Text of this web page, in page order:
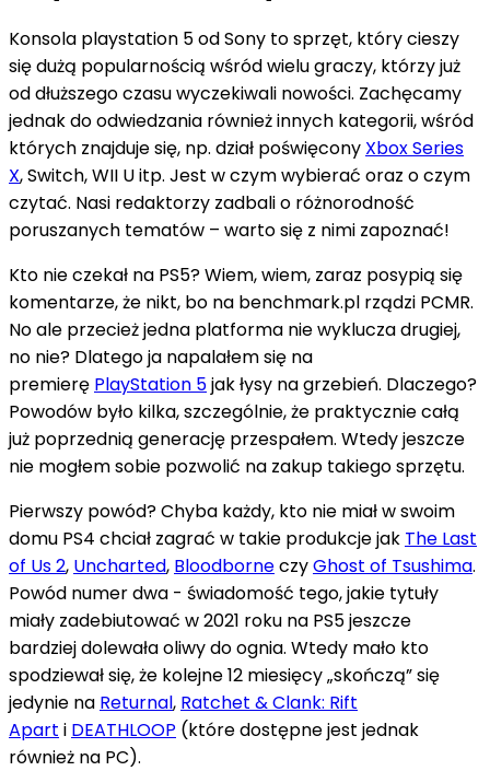
Konsola playstation 5 od Sony to sprzęt, który cieszy
się dużą popularnością wśród wielu graczy, którzy już
od dłuższego czasu wyczekiwali nowości. Zachęcamy
jednak do odwiedzania również innych kategorii, wśród
których znajduje się, np. dział poświęcony Xbox Series
X, Switch, WII U itp. Jest w czym wybierać oraz o czym
czytać. Nasi redaktorzy zadbali o różnorodność
poruszanych tematów – warto się z nimi zapoznać!
Kto nie czekał na PS5? Wiem, wiem, zaraz posypią się
komentarze, że nikt, bo na benchmark.pl rządzi PCMR.
No ale przecież jedna platforma nie wyklucza drugiej,
no nie? Dlatego ja napalałem się na
premierę PlayStation 5jak łysy na grzebień. Dlaczego?
Powodów było kilka, szczególnie, że praktycznie całą
już poprzednią generację przespałem. Wtedy jeszcze
nie mogłem sobie pozwolić na zakup takiego sprzętu.
Pierwszy powód? Chyba każdy, kto nie miał w swoim
domu PS4 chciał zagrać w takie produkcje jak The Last
of Us 2, Uncharted, BloodborneczyGhost of Tsushima.
Powód numer dwa - świadomość tego, jakie tytuły
miały zadebiutować w 2021 roku na PS5 jeszcze
bardziej dolewała oliwy do ognia. Wtedy mało kto
spodziewał się, że kolejne 12 miesięcy „skończą” się
jedynie na Returnal, Ratchet & Clank: Rift
Apart i DEATHLOOP (które dostępne jest jednak
również na PC).